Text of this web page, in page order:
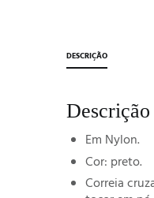
DESCRIÇÃO
Descrição
Em Nylon.
Cor: preto.
Correia